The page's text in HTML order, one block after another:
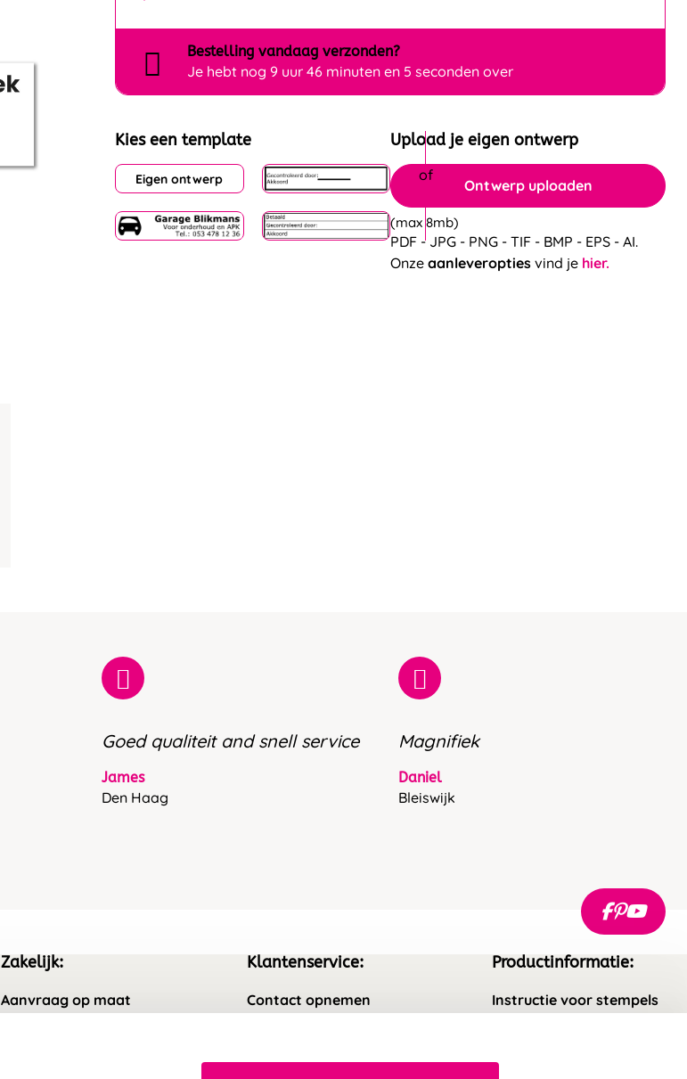
Bestelling vandaag verzonden?
Je hebt nog 9 uur 46 minuten en 5 seconden over
Kies een template
Eigen ontwerp
Upload je eigen ontwerp
Ontwerp uploaden
(max 8mb)
PDF - JPG - PNG - TIF - BMP - EPS - AI.
Onze aanleveropties vind je hier.
Goed qualiteit and snell service
James
Den Haag
Magnifiek
Daniel
Bleiswijk
Zakelijk:
Aanvraag op maat
Klantenservice:
Contact opnemen
Retourneren
Productinformatie:
Instructie voor stempels
Safety Sheets